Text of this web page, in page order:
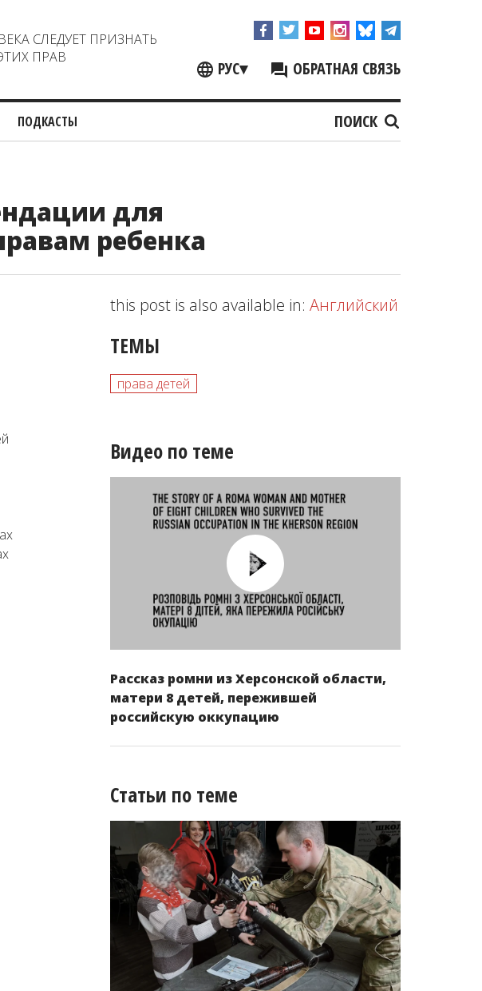
СЛЕДУЕТ ПРИЗНАТЬ
ПРАВ
РУС▾ ОБРАТНАЯ СВЯЗЬ
ПОДКАСТЫ ПОИСК
для
ребенка
this post is also available in: Английский
ТЕМЫ
права детей
Видео по теме
Рассказ ромни из Херсонской области,
матери 8 детей, пережившей
российскую оккупацию
Статьи по теме